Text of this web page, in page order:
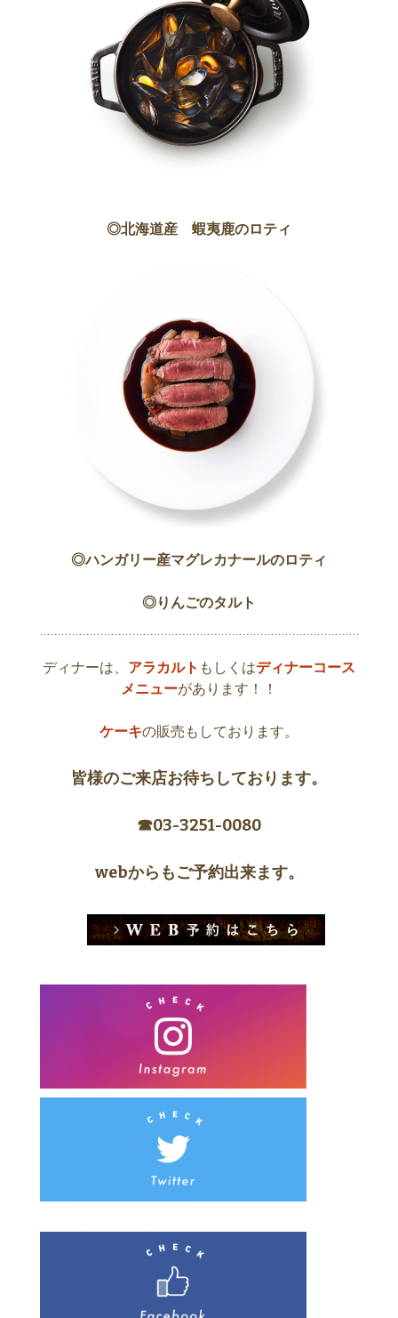
◎北海道産 蝦夷鹿のロティ
◎ハンガリー産マグレカナールのロティ
◎りんごのタルト
ディナーは、 アラカルト もしくはディナーコース
メニューがあります！！
ケーキの販売もしております。
皆様のご来店お待ちしております。
☎︎03-3251-0080
webからもご予約出来ます。